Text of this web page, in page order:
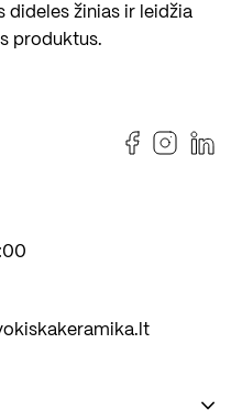
dideles žinias ir leidžia
produktus.